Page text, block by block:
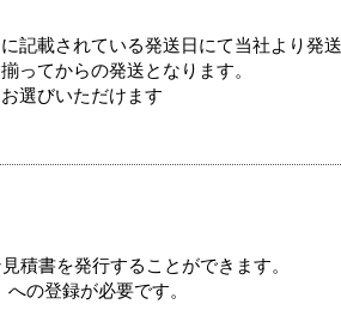
記載されている発送日にて当社より発送
ってからの発送となります。
選びいただけます
積書を発行することができます。
の登録が必要です。